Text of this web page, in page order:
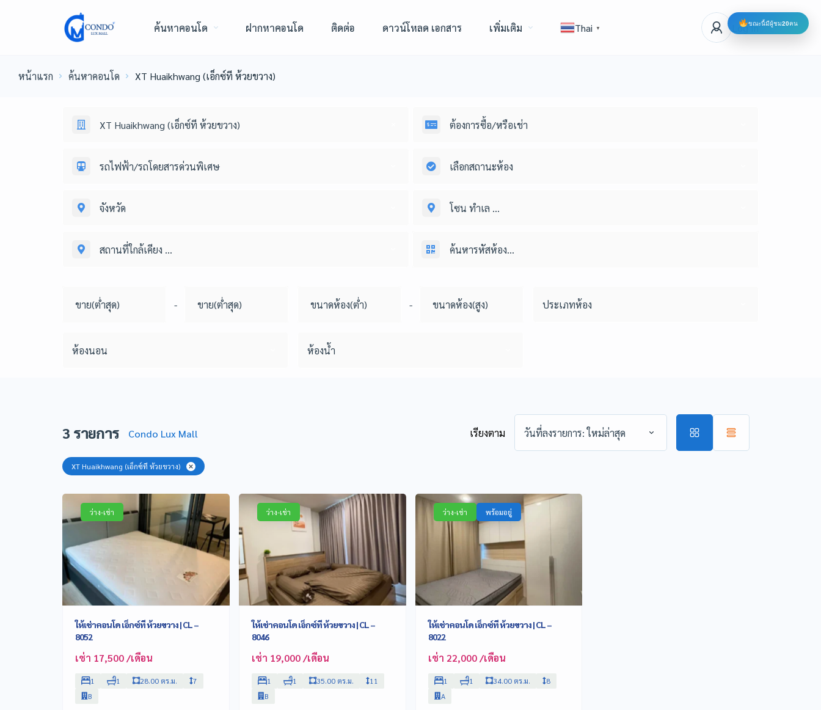
ค้นหาคอนโด ฝากหาคอนโด ติดต่อ ดาวน์โหลด เอกสาร เพิ่มเติม Thai ▼ Log In
หน้าแรก ค้นหาคอนโด XT Huaikhwang (เอ็กซ์ที ห้วยขวาง)
XT Huaikhwang (เอ็กซ์ที ห้วยขวาง) ต้องการซื้อ/หรือเช่า
รถไฟฟ้า/รถโดยสารด่วนพิเศษ เลือกสถานะห้อง
จังหวัด โซน ทำเล ...
สถานที่ใกล้เคียง ...
- - ประเภทห้อง
ห้องนอน ห้องน้ำ
3 รายการ Condo Lux Mall เรียงตาม วันที่ลงรายการ: ใหม่ล่าสุด
XT Huaikhwang (เอ็กซ์ที ห้วยขวาง)
ว่าง-เช่า
ให้เช่าคอนโด เอ็กซ์ที ห้วยขวาง | CL –
8052
เช่า 17,500 /เดือน
1 1 28.00 ตร.ม.
7
B
ว่าง-เช่า
ให้เช่าคอนโด เอ็กซ์ที ห้วยขวาง | CL –
8046
เช่า 19,000 /เดือน
1 1 35.00 ตร.ม.
11
B
ว่าง-เช่า พร้อมอยู่
ให้เช่าคอนโด เอ็กซ์ที ห้วยขวาง | CL –
8022
เช่า 22,000 /เดือน
1 1 34.00 ตร.ม.
8
A
ขณะนี้มีผู้ชม20คน